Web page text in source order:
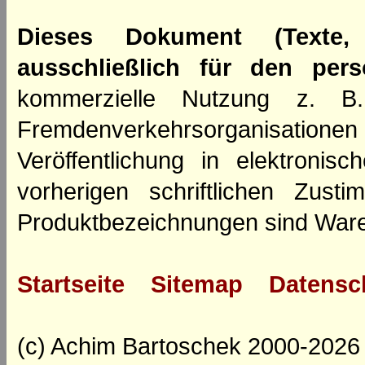
Dieses Dokument
ausschließlich für den
kommerzielle Nutzung z.
Veröffentlichung in
vorherigen schriftlichen
Produktbezeichnungen sind
Startseite Sitemap
(c) Achim Bartoschek 2000-2026